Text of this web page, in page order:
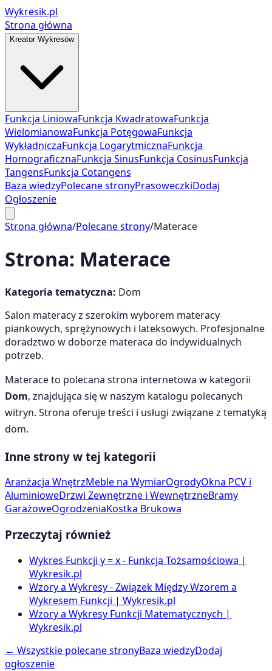
Wykresik.pl
Strona główna
Kreator Wykresów
Funkcja LiniowaFunkcja KwadratowaFunkcja
WielomianowaFunkcja PotęgowaFunkcja
WykładniczaFunkcja LogarytmicznaFunkcja
HomograficznaFunkcja SinusFunkcja CosinusFunkcja
TangensFunkcja Cotangens
Baza wiedzyPolecane stronyPrasoweczkiDodaj
Ogłoszenie
Strona główna/Polecane strony/Materace
Strona: Materace
Kategoria tematyczna: Dom
Salon materacy z szerokim wyborem materacy
piankowych, sprężynowych i lateksowych. Profesjonalne
doradztwo w doborze materaca do indywidualnych
potrzeb.
Materaceto polecana strona internetowa w kategorii
Dom, znajdująca się w naszym katalogu polecanych
witryn. Strona oferuje treści i usługi związane z tematyką
dom.
Inne strony w tej kategorii
Aranżacja WnętrzMeble na WymiarOgrodyOkna PCV i
AluminioweDrzwi Zewnętrzne i WewnętrzneBramy
GarażoweOgrodzeniaKostka Brukowa
Przeczytaj również
Wykres Funkcji y = x - Funkcja Tożsamościowa |
Wykresik.pl
Wzory a Wykresy - Związek Między Wzorem a
Wykresem Funkcji | Wykresik.pl
Wzory a Wykresy Funkcji Matematycznych |
Wykresik.pl
← Wszystkie polecane stronyBaza wiedzyDodaj
ogłoszenie